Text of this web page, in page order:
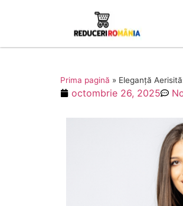
Prima pagină » Eleganță
octombrie 26, 2025